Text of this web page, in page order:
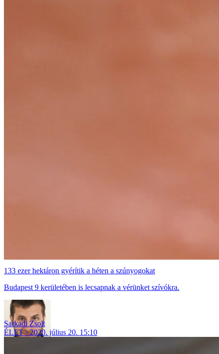
133 ezer hektáron gyérítik a héten a szúnyogokat
Budapest 9 kerületében is lecsapnak a vérünket szívókra.
Sarkadi Zsolt
ÉLET
2020. július 20. 15:10